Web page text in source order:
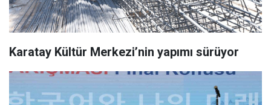
Karatay Kültür Merkezi’nin yapımı sürüyor